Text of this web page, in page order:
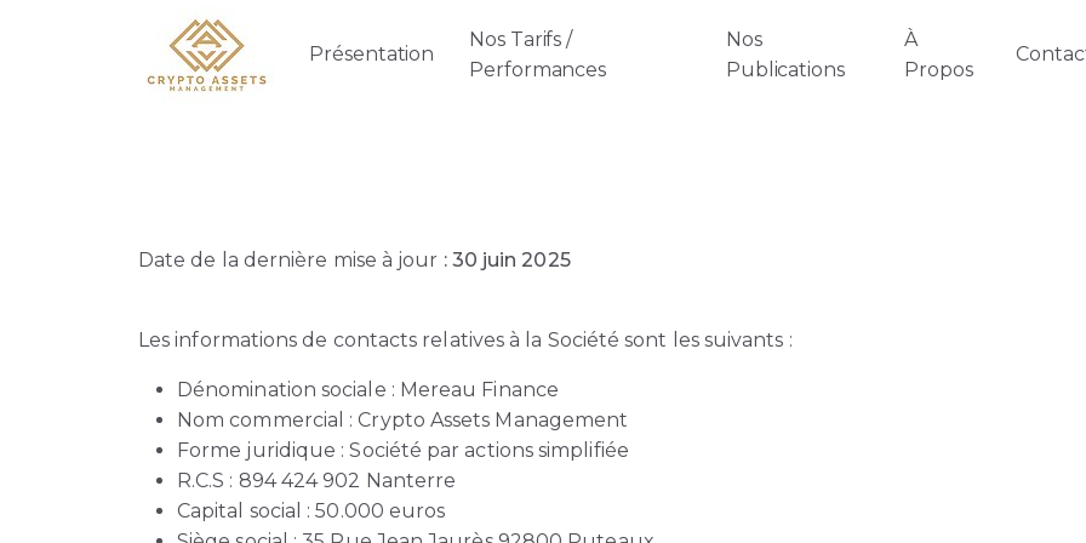
Présentation
Nos Tarifs /
Performances
Nos
Publications
À
Propos
Date de la dernière mise à jour : 30 juin 2025
Les informations de contacts relatives à la Société sont les suivants :
Dénomination sociale : Mereau Finance
Nom commercial : Crypto Assets Management
Forme juridique : Société par actions simplifiée
R.C.S : 894 424 902 Nanterre
Capital social : 50.000 euros